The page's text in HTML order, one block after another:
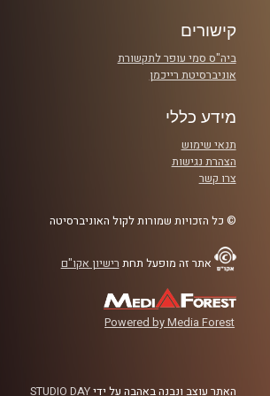
רבע 3: לילארד והארדן מחזיקים ארבע קבוצות כבנות ערובה
רבע 4: מה זה השטויות האלה, תקרת השכר
קרדיט תמונות:עידן לוצקי
קישורים
ביה"ס סמי עופר לתקשורת
אוניברסיטת רייכמן
מידע כללי
תנאי שימוש
הצהרת נגישות
צרו קשר
© כל הזכויות שמורות לקול האוניברסיטה
אתר זה מופעל תחת רישיון אקו"ם
Powered by Media Forest
האתר עוצב ונבנה באהבה על ידיSTUDIO DAY